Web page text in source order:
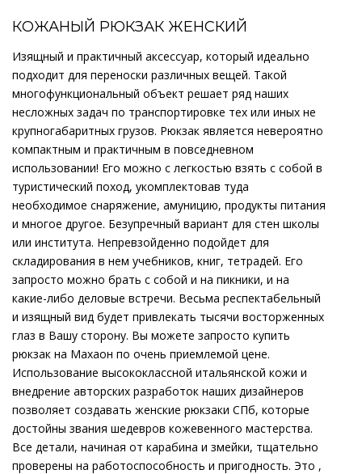
КОЖАНЫЙ РЮКЗАК ЖЕНСКИЙ
Изящный и практичный аксессуар, который идеально
подходит для переноски различных вещей. Такой
многофункциональный объект решает ряд наших
несложных задач по транспортировке тех или иных не
крупногабаритных грузов. Рюкзак является невероятно
компактным и практичным в повседневном
использовании! Его можно с легкостью взять с собой в
туристический поход, укомплектовав туда
необходимое снаряжение, амуницию, продукты питания
и многое другое. Безупречный вариант для стен школы
или института. Непревзойденно подойдет для
складирования в нем учебников, книг, тетрадей. Его
запросто можно брать с собой и на пикники, и на
какие-либо деловые встречи. Весьма респектабельный
и изящный вид будет привлекать тысячи восторженных
глаз в Вашу сторону. Вы можете запросто купить
рюкзак на Махаон по очень приемлемой цене.
Использование высококлассной итальянской кожи и
внедрение авторских разработок наших дизайнеров
позволяет создавать женские рюкзаки СПб, которые
достойны звания шедевров кожевенного мастерства.
Все детали, начиная от карабина и змейки, тщательно
проверены на работоспособность и пригодность. Это ,